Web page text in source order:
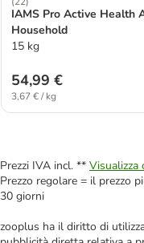
IAMS Pro Active Health
Household
15 kg
54,99 €
3,67 € / kg
Prezzi IVA incl. ** Visualizza
Prezzo regolare = il prezzo
30 giorni
zooplus ha il diritto di